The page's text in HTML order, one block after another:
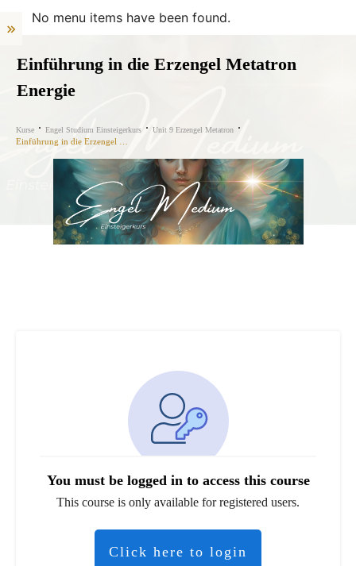
No menu items have been found.
Einführung in die Erzengel Metatron
Energie
Kurse Engel Studium Einsteigerkurs Unit 9 Erzengel Metatron
You must be logged in to access this course
This course is only available for registered users.
Click here to login